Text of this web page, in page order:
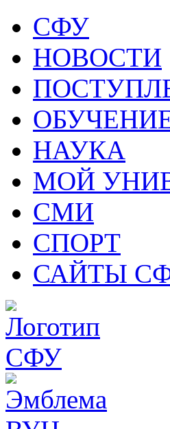
СФУ
НОВОСТИ
НАУКА
МОЙ
СМИ
СПОРТ
САЙТЫ